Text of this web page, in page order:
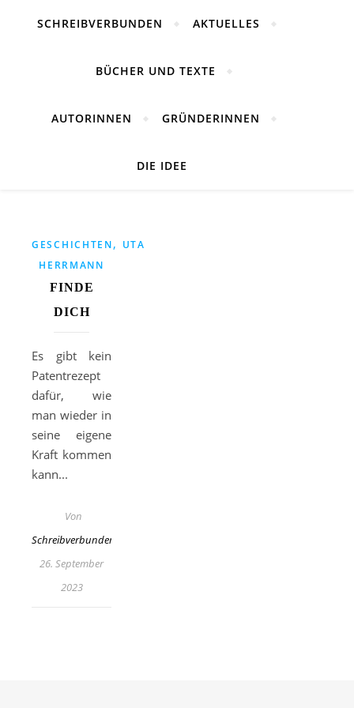
SCHREIBVERBUNDEN AKTUELLES
BÜCHER UND TEXTE
AUTORINNEN GRÜNDERINNEN
DIE IDEE
GESCHICHTEN, UTA
HERRMANN
FINDE
DICH
Es gibt kein
Patentrezept
dafür, wie
man wieder in
seine eigene
Kraft kommen
kann...
Von
Schreibverbunden
26. September
2023